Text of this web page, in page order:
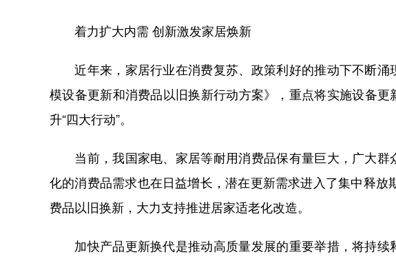
着力扩大内需 创新激发家居焕新
近年来，家居行业在消费复苏、政策利好的推动下不断涌
模设备更新和消费品以旧换新行动方案》，重点将实施设备
升“四大行动”。
当前，我国家电、家居等耐用消费品保有量巨大，广大群
化的消费品需求也在日益增长，潜在更新需求进入了集中释放
费品以旧换新，大力支持推进居家适老化改造。
加快产品更新换代是推动高质量发展的重要举措，将持续